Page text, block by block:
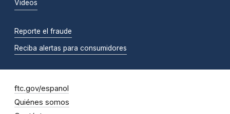
Videos
Reporte el fraude
Reciba alertas para consumidores
ftc.gov/espanol
Quiénes somos